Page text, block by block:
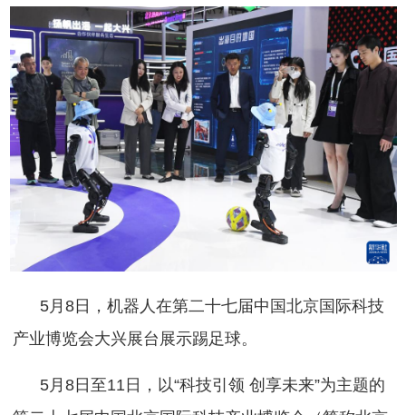
5月8日，机器人在第二十七届中国北京国际科技
产业博览会大兴展台展示踢足球。
5月8日至11日，以“科技引领 创享未来”为主题的